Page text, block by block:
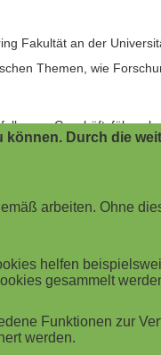
Fakultät an der
Themen, wie
zum Geschäftsführer
des HPI zu Wirtschaft
die
verantwortet werden.
Verbindungen des
Durch die
arbeiten. Ohne
helfen
gesammelt
Funktionen zur
werden.